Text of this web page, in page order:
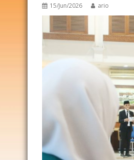
15/Jun/2026 ario